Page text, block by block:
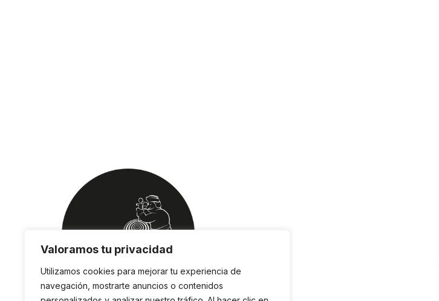
Valoramos tu privacidad
Utilizamos cookies para mejorar tu experiencia de
navegación, mostrarte anuncios o contenidos